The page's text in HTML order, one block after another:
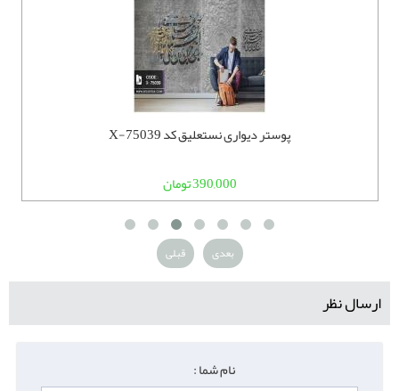
پوستر دیواری نستعلیق کد X-75039
390,000 تومان
قبلی بعدی
ارسال نظر
نام شما :